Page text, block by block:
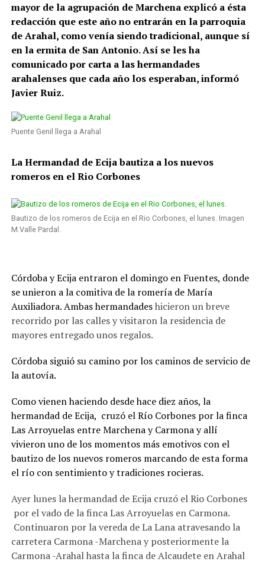
mayor de la agrupación de Marchena explicó a ésta
redacción que este año no entrarán en la parroquia
de Arahal, como venía siendo tradicional, aunque sí
en la ermita de San Antonio. Así se les ha
comunicado por carta a las hermandades
arahalenses que cada año los esperaban, informó
Javier Ruiz.
Puente Genil llega a Arahal
La Hermandad de Ecija bautiza a los nuevos
romeros en el Rio Corbones
Bautizo de los romeros de Ecija en el Rio Corbones, el lunes. Imagen
M.Valle Pardal.
Córdoba y Ecija entraron el domingo en Fuentes, donde
se unieron a la comitiva de la romería de María
Auxiliadora. Ambas hermandadeshicieron un breve
recorrido por las calles y visitaron la residencia de
mayores entregado unos regalos.
Córdoba siguió su camino por los caminos de servicio de
la autovía.
Como vienen haciendo desde hace diez años, la
hermandad de Ecija, cruzó el Río Corbones por la finca
Las Arroyuelas entre Marchena y Carmona y allí
vivieron uno de los momentos más emotivos con el
bautizo de los nuevos romeros marcando de esta forma
el río con sentimiento y tradiciones rocieras.
Ayer lunes la hermandad de Ecija cruzó el Rio Corbones
por el vado de la finca Las Arroyuelas en Carmona.
Continuaron por la vereda de La Lana atravesando la
carretera Carmona -Marchena y posteriormente la
Carmona -Arahal hasta la finca de Alcaudete en Arahal